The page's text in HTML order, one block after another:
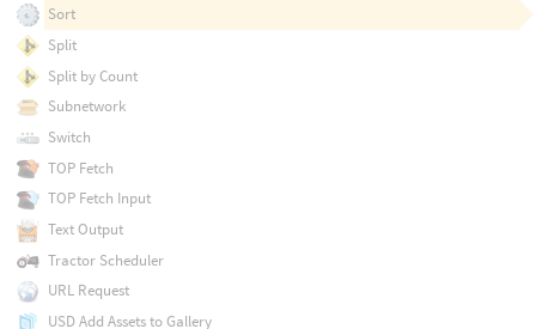
Sort
Split
Split by Count
Subnetwork
Switch
TOP Fetch
TOP Fetch Input
Text Output
Tractor Scheduler
URL Request
USD Add Assets to Gallery